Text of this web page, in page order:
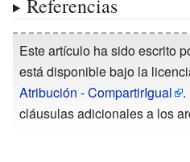
Referencias
Este artículo ha sido escrito
está disponible bajo la
Atribución - CompartirIgual
.
cláusulas adicionales a los